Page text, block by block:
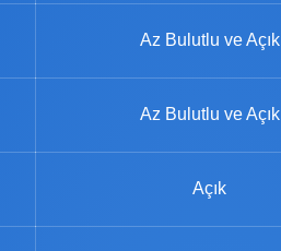
Az Bulutlu ve Açık
Az Bulutlu ve Açık
Açık